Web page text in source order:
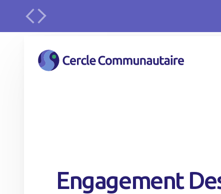
Engagement